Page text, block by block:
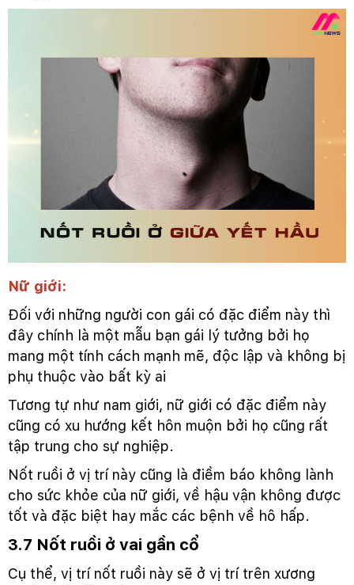
Nữ giới:
Đối với những người con gái có đặc điểm này thì
đây chính là một mẫu bạn gái lý tưởng bởi họ
mang một tính cách mạnh mẽ, độc lập và không bị
phụ thuộc vào bất kỳ ai
Tương tự như nam giới, nữ giới có đặc điểm này
cũng có xu hướng kết hôn muộn bởi họ cũng rất
tập trung cho sự nghiệp.
Nốt ruồi ở vị trí này cũng là điềm báo không lành
cho sức khỏe của nữ giới, về hậu vận không được
tốt và đặc biệt hay mắc các bệnh về hô hấp.
3.7 Nốt ruồi ở vai gần cổ
Cụ thể, vị trí nốt ruồi này sẽ ở vị trí trên xương